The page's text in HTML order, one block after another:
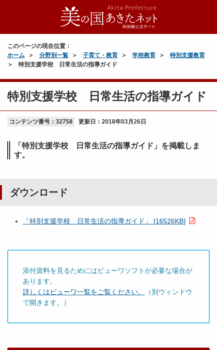
このページの現在位置：
ホーム
分野別一覧 子育て・教育 学校教育
特別支援教育
特別支援学校 日常生活の指導ガイド
特別支援学校 日常生活の指導ガイド
コンテンツ番号：32758 更新日： 2018年03月26日
「特別支援学校 日常生活の指導ガイド」を掲載しま
す。
ダウンロード
「特別支援学校 日常生活の指導ガイド」 [16526KB]
添付資料を見るためにはビューワソフトが必要な場合が
あります。
詳しくはビューワ一覧をご覧ください。
（別ウィンドウ
で開きます。）